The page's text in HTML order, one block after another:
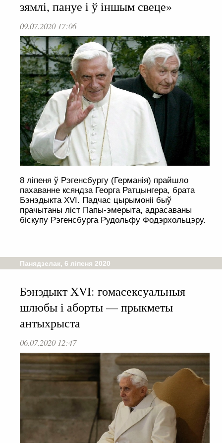
зямлі, пануе і ў іншым свеце»
09.07.2020 17:06
8 ліпеня ў Рэгенсбургу (Германія) прайшло
пахаванне ксяндза Георга Ратцынгера, брата
Бэнэдыкта XVI. Падчас цырымоніі быў
прачытаны ліст Папы-эмерыта, адрасаваны
біскупу Рэгенсбурга Рудольфу Фодэрхольцэру.
Панядзелак, 6 ліпеня 2020
Бэнэдыкт XVI: гомасексуальныя
шлюбы і аборты — прыкметы
антыхрыста
06.07.2020 12:47